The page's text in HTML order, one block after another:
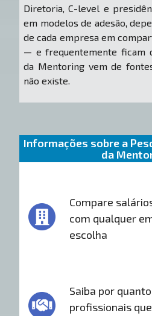
Diretoria, C-level e
em modelos de adesão,
de cada empresa em
— e frequentemente ficam
da Mentoring vem de
não existe.
Informações sobre a
da
Compare
com qualquer
escolha
Saiba por
profissionais